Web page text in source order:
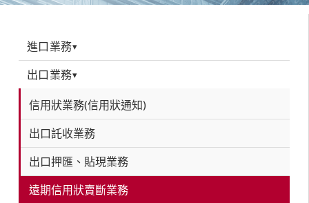
進口業務▾
出口業務▾
信用狀業務(信用狀通知)
出口託收業務
出口押匯、貼現業務
遠期信用狀賣斷業務